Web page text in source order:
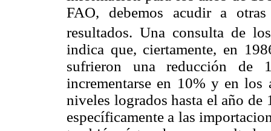
FAO, debemos acudir a
resultados. Una consulta de
indica que, ciertamente, en
sufrieron una reducción de
incrementarse en 10% y en los
niveles logrados hasta el año
específicamente a las